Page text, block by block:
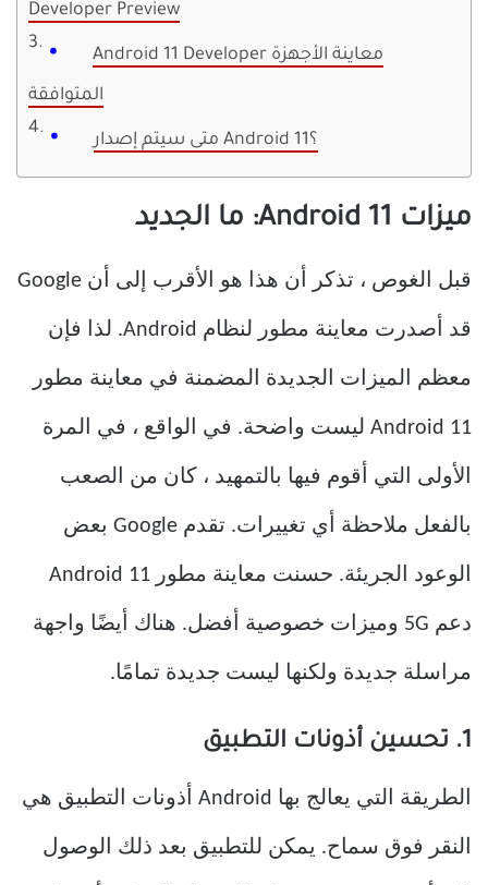
Developer Preview
Android 11 Developer معاينة الأجهزة
المتوافقة
متى سيتم إصدار Android 11؟
ميزات Android 11: ما الجديد
قبل الغوص ، تذكر أن هذا هو الأقرب إلى أن Google
قد أصدرت معاينة مطور لنظام Android. لذا فإن
معظم الميزات الجديدة المضمنة في معاينة مطور
Android 11 ليست واضحة. في الواقع ، في المرة
الأولى التي أقوم فيها بالتمهيد ، كان من الصعب
بالفعل ملاحظة أي تغييرات. تقدم Google بعض
الوعود الجريئة. حسنت معاينة مطور Android 11
دعم 5G وميزات خصوصية أفضل. هناك أيضًا واجهة
مراسلة جديدة ولكنها ليست جديدة تمامًا.
1. تحسين أذونات التطبيق
الطريقة التي يعالج بها Android أذونات التطبيق هي
النقر فوق سماح. يمكن للتطبيق بعد ذلك الوصول